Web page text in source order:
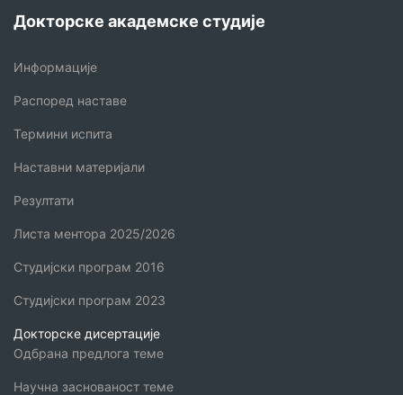
Докторске академске студије
Информације
Распоред наставе
Термини испита
Наставни материјали
Резултати
Листа ментора 2025/2026
Студијски програм 2016
Студијски програм 2023
Докторске дисертације
Одбрана предлога теме
Научна заснованост теме